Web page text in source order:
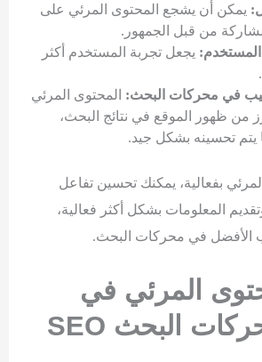
يمكن أن يشجع المحتوى المرئي على
من قبل الجمهور.
المستخدم: يجعل تجربة المستخدم أكثر
في محركات البحث: المحتوى المرئي
من ظهور الموقع في نتائج البحث،
يتم تحسينه بشكل جيد.
بفعالية، يمكنك تحسين تفاعل
المعلومات بشكل أكثر فعالية،
الأفضل في محركات البحث.
المرئي في
البحث SEO